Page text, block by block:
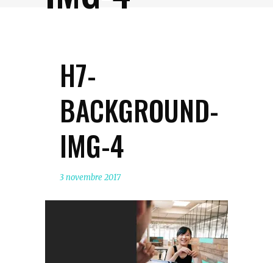
H7-
BACKGROUND-
IMG-4
3 novembre 2017